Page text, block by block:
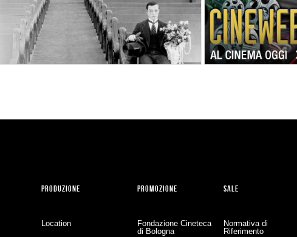
PRODUZIONE
Location
PROMOZIONE
Fondazione Cineteca
di Bologna
SALE
Normativa di
Riferimento